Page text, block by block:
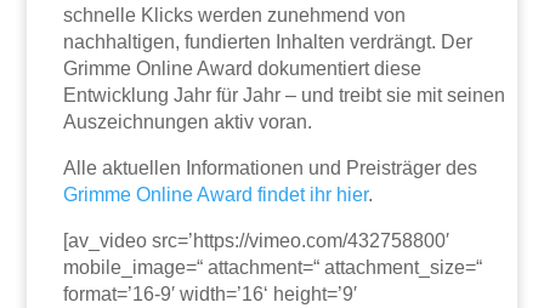
schnelle Klicks werden zunehmend von
nachhaltigen, fundierten Inhalten verdrängt. Der
Grimme Online Award dokumentiert diese
Entwicklung Jahr für Jahr – und treibt sie mit seinen
Auszeichnungen aktiv voran.
Alle aktuellen Informationen und Preisträger des
Grimme Online Award findet ihr hier.
[av_video src=’https://vimeo.com/432758800′
mobile_image=“ attachment=“ attachment_size=“
format=’16-9′ width=’16‘ height=’9′